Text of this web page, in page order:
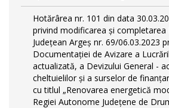
Hotărârea nr. 101 din data
privind modificarea și completarea
Județean Argeș nr. 69/06.03.2023
Documentației de Avizare a
actualizată, a Devizului General -
cheltuielilor și a surselor de
cu titlul „Renovarea energetică
Regiei Autonome Județene de